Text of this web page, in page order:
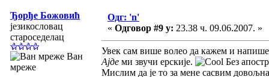
Ђорђе Божовић
језикословац
староседелац
Ван
мреже
Одг: 'n'
« Одговор #9 у: 23.38 ч. 09.06.2007. »
Увек сам више волео да кажем и
Ајде ми звучи ерскије.
Без
Мислим да је то за мене сасвим